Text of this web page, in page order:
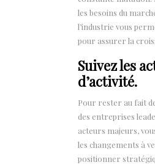
les besoins du
l’industrie vous
pour assurer la
Suivez les
d’activité.
Pour rester au fait
des entreprises
acteurs majeurs,
les changements à
positionner